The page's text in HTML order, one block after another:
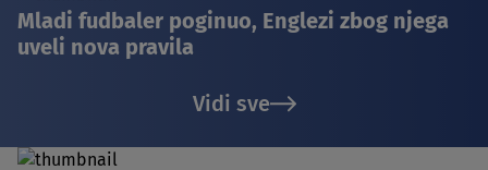
Mladi fudbaler poginuo, Englezi zbog njega
uveli nova pravila
Vidi sve